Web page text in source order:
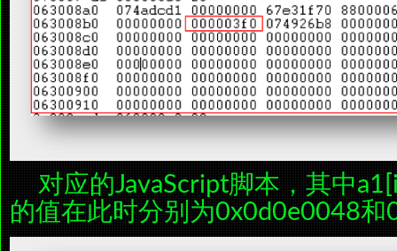
对应的JavaScript脚本，其中
的值在此时分别为0x0d0e0048